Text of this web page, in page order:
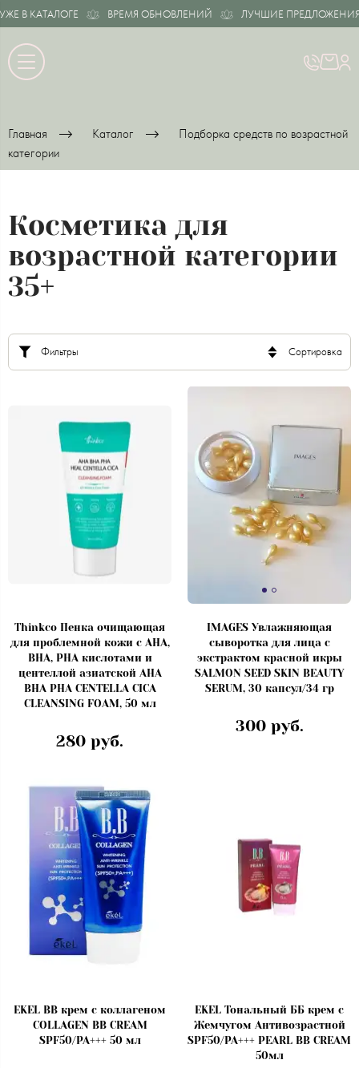
КАТАЛОГЕ ВРЕМЯ ОБНОВЛЕНИЙ ЛУЧШИЕ ПРЕДЛОЖЕНИЯ
Главная Каталог
Подборка средств по возрастной
категории
Косметика для
возрастной категории
35+
Фильтры Сортировка
Thinkco Пенка очищающая
для проблемной кожи с AHA,
BHA, PHA кислотами и
центеллой азиатской AHA
BHA PHA CENTELLA CICA
CLEANSING FOAM, 50 мл
280 руб.
IMAGES Увлажняющая
сыворотка для лица с
экстрактом красной икры
SALMON SEED SKIN BEAUTY
SERUM, 30 капсул/34 гр
300 руб.
EKEL BB крем с коллагеном
COLLAGEN BB CREAM
SPF50/PA+++ 50 мл
EKEL Тональный ББ крем с
Жемчугом Антивозрастной
SPF50/PA+++ PEARL BB CREAM
50мл